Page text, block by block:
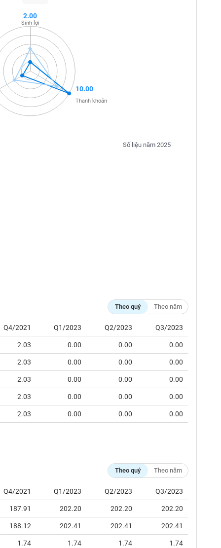
Số liệu năm 2025
2.00
Sinh lợi
10.00
Thanh khoản
Theo quý Theo năm
Q4/2021 Q1/2023 Q2/2023 Q3/2023
2.03 0.00 0.00 0.00
2.03 0.00 0.00 0.00
2.03 0.00 0.00 0.00
2.03 0.00 0.00 0.00
2.03 0.00 0.00 0.00
Theo quý Theo năm
Q4/2021 Q1/2023 Q2/2023 Q3/2023
187.91 202.20 202.20 202.20
188.12 202.41 202.41 202.41
1.74 1.74 1.74 1.74